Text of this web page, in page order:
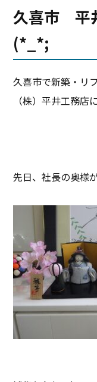
久喜市 平
(*_*;
久喜市で新築・リ
（株）平井工務
先日、社長の奥様